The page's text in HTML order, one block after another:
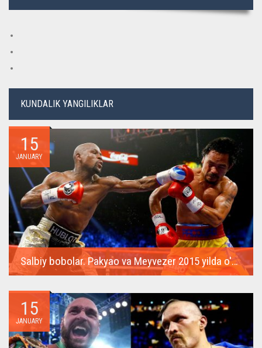
KUNDALIK YANGILIKLAR
15
JANUARY
Salbiy bobolar. Pakyao va Meyvezer 2015 yilda o'zlarining super muvaffaqiyatli janglarini takrorlashadi
Menni...
15
JANUARY